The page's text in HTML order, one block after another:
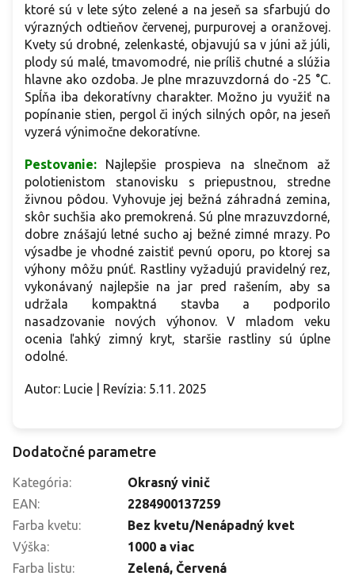
ktoré sú v lete sýto zelené a na jeseň sa sfarbujú do
výrazných odtieňov červenej, purpurovej a oranžovej.
Kvety sú drobné, zelenkasté, objavujú sa v júni až júli,
plody sú malé, tmavomodré, nie príliš chutné a slúžia
hlavne ako ozdoba. Je plne mrazuvzdorná do -25 °C.
Spĺňa iba dekoratívny charakter. Možno ju využiť na
popínanie stien, pergol či iných silných opôr, na jeseň
vyzerá výnimočne dekoratívne.
Pestovanie:
Najlepšie prospieva na slnečnom až
polotienistom stanovisku s priepustnou, stredne
živnou pôdou. Vyhovuje jej bežná záhradná zemina,
skôr suchšia ako premokrená. Sú plne mrazuvzdorné,
dobre znášajú letné sucho aj bežné zimné mrazy. Po
výsadbe je vhodné zaistiť pevnú oporu, po ktorej sa
výhony môžu pnúť. Rastliny vyžadujú pravidelný rez,
vykonávaný najlepšie na jar pred rašením, aby sa
udržala kompaktná stavba a podporilo
nasadzovanie nových výhonov. V mladom veku
ocenia ľahký zimný kryt, staršie rastliny sú úplne
odolné.
Autor: Lucie | Revízia: 5.11. 2025
Dodatočné parametre
Kategória:
Okrasný vinič
EAN:
2284900137259
Farba kvetu:
Bez kvetu/Nenápadný kvet
Výška:
1000 a viac
Farba listu: Zelená, Červená